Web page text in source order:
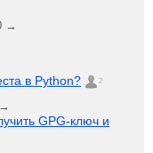
→
в Python? 2
GPG-ключ и